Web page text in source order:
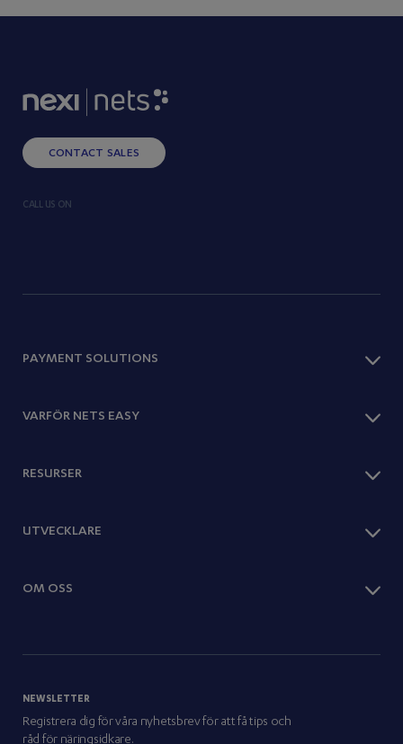
CONTACT SALES
CALL US ON
PAYMENT SOLUTIONS
Checkout
Abonnemang
Webbutiksplattformar
VARFÖR NETS EASY
Optimera försäljningen
Detaljhandel
Resor & turism
RESURSER
Bloggar
Rapporter
Nyheter
UTVECKLARE
Snabbstart
Webbutiksintegrationer
OM OSS
Careers
Press/newsroom
Partners
NEWSLETTER
Registrera dig för våra nyhetsbrev för att få tips och
råd för näringsidkare.